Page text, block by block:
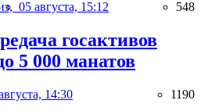
05 августа, 15:12 548
госактивов
5 000 манатов
14:30 1190